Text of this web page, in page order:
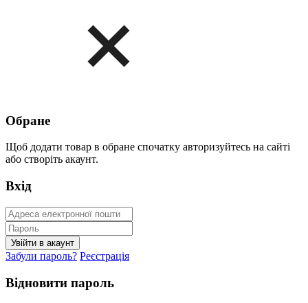
Обране
Щоб додати товар в обране спочатку авторизуйтесь на сайті
або створіть акаунт.
Вхід
Забули пароль? Реєстрація
Відновити пароль